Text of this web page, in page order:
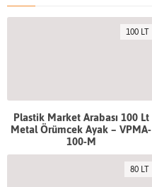
100 LT
Plastik Market Arabası 100 Lt
Metal Örümcek Ayak – VPMA-
100-M
80 LT